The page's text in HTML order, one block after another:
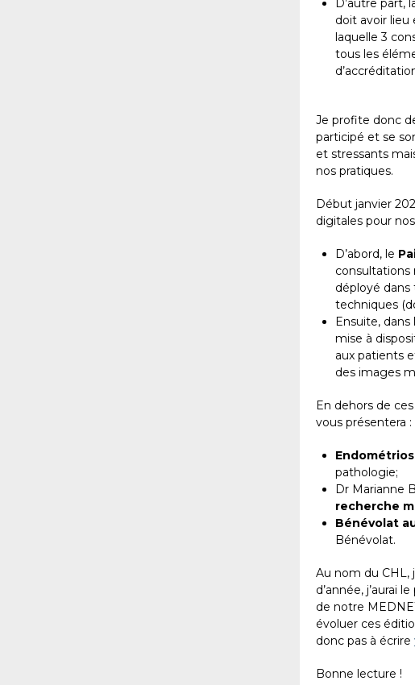
D’autre part,
doit avoir lieu
laquelle 3
tous les
Je profite donc
participé et se
et stressants
nos pratiques.
Début janvier
digitales pour
D’abord, le
consultations
déployé
techniques
Ensuite, dans
mise à
aux patients
des images
En dehors de
vous présentera :
pathologie;
Dr Marianne
recherche
Bénévolat
Bénévolat.
Au nom du CHL,
d’année, j’aurai
de notre
évoluer ces
donc pas à écrire
Bonne lecture !